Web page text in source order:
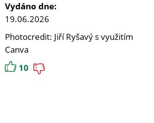
Vydáno dne:
19.06.2026
Photocredit: Jiří Ryšavý s využitím
Canva
10